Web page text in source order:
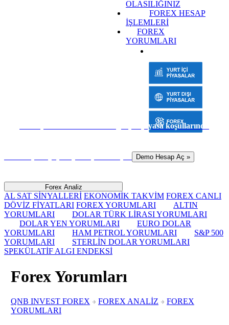
OLASILIĞINIZ
FOREX HESAP
İŞLEMLERİ
FOREX
YORUMLARI
Sanal para ile risk almadan gerçek piyasa koşullarında
Demo Hesap Aç »
Forex Analiz
AL SAT SİNYALLERİ EKONOMİK TAKVİM FOREX CANLI
DÖVİZ FİYATLARI FOREX YORUMLARI
ALTIN
YORUMLARI
DOLAR TÜRK LİRASI YORUMLARI
DOLAR YEN YORUMLARI
EURO DOLAR
YORUMLARI
HAM PETROL YORUMLARI
S&P 500
YORUMLARI
STERLİN DOLAR YORUMLARI
SPEKÜLATİF ALGI ENDEKSİ
Forex Yorumları
QNB INVEST FOREX FOREX ANALİZ
FOREX
YORUMLARI